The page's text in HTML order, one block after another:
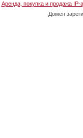
Аренда, покупка и продажа IP-
Домен